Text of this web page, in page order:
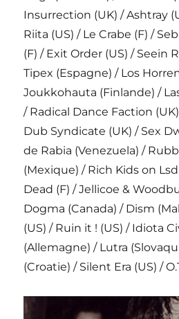
Insurrection (UK) / Ashtray
Riita (US) / Le Crabe (F) /
(F) / Exit Order (US) / Seein
Tipex (Espagne) / Los
Joukkohauta (Finlande) /
/ Radical Dance Faction
Dub Syndicate (UK) / Sex
de Rabia (Venezuela) /
(Mexique) / Rich Kids on
Dead (F) / Jellicoe &
Dogma (Canada) / Dism
(US) / Ruin it ! (US) / Idiota
(Allemagne) / Lutra
(Croatie) / Silent Era (US) /